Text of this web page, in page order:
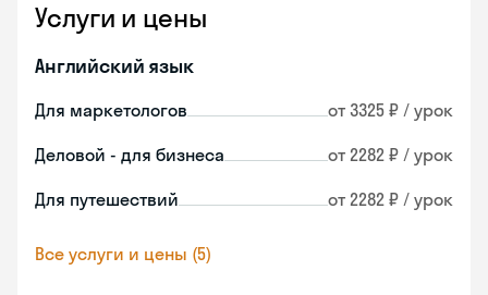
Услуги и цены
Английский язык
Для маркетологов от 3325 ₽ / урок
Деловой - для бизнеса от 2282 ₽ / урок
Для путешествий от 2282 ₽ / урок
Все услуги и цены (5)